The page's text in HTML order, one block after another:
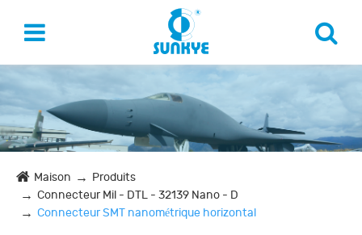
Maison
Produits
Connecteur Mil - DTL - 32139 Nano - D
Connecteur SMT nanométrique horizontal